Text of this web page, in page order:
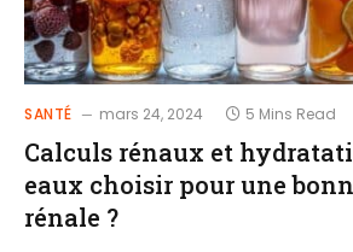
SANTÉ mars 24, 2024 5 Mins Read
Calculs rénaux et
eaux choisir pour une
rénale ?